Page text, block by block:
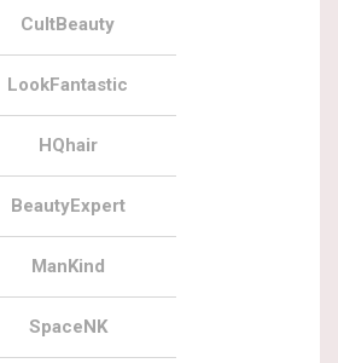
CultBeauty
LookFantastic
HQhair
BeautyExpert
ManKind
SpaceNK